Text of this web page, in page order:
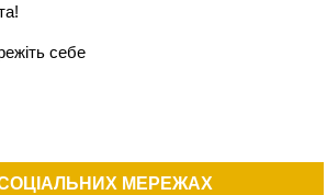
себе
МЕРЕЖАХ